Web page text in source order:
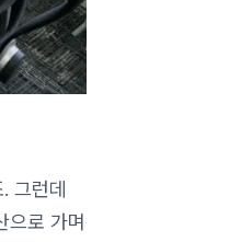
그런데
으로 가며